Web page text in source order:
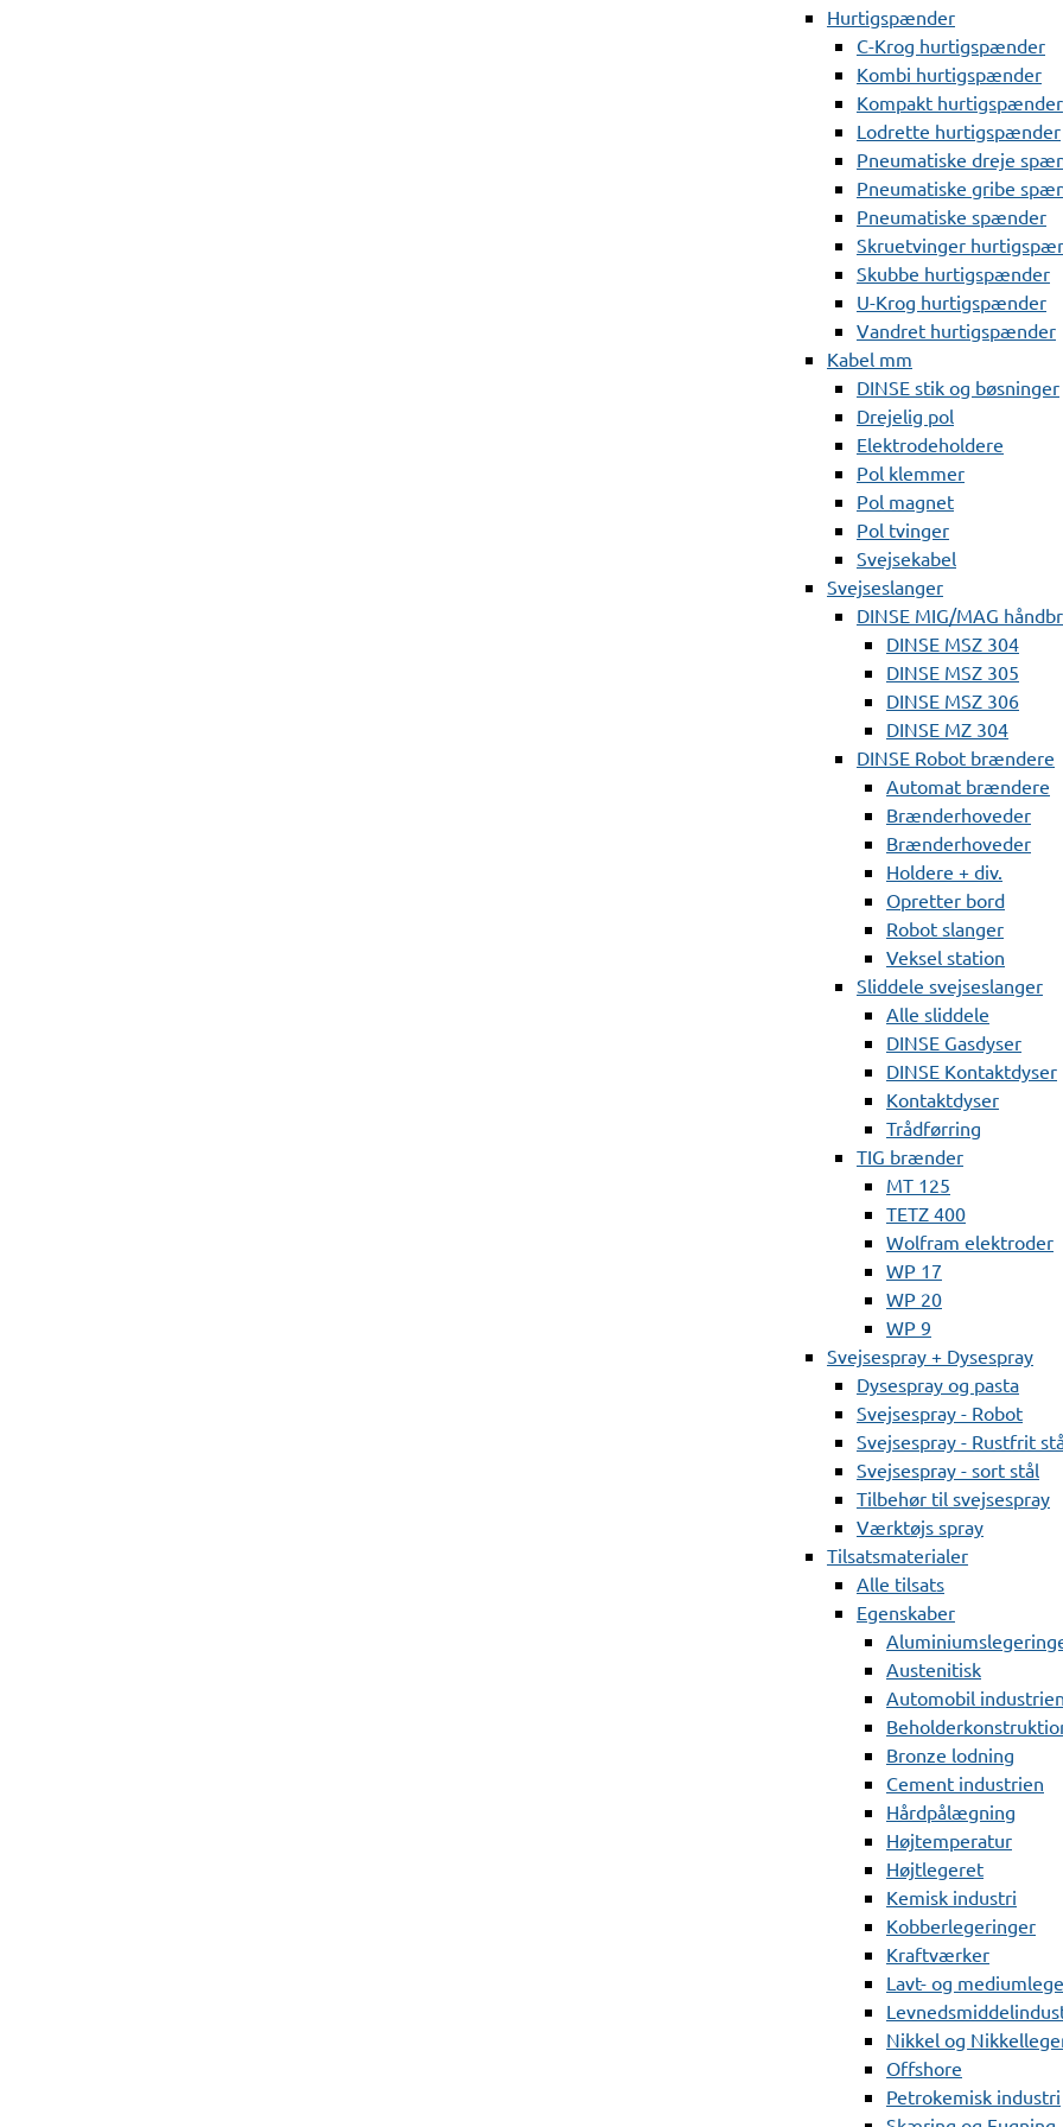
Hurtigspænder
C-Krog hurtigspænder
Kombi hurtigspænder
Kompakt hurtigspænder
Lodrette hurtigspænder
Pneumatiske dreje
Pneumatiske gribe
Pneumatiske spænder
Skruetvinger
Skubbe hurtigspænder
U-Krog hurtigspænder
Vandret hurtigspænder
Kabel mm
DINSE stik og bøsninger
Drejelig pol
Elektrodeholdere
Pol klemmer
Pol magnet
Pol tvinger
Svejsekabel
Svejseslanger
DINSE MIG/MAG
DINSE MSZ 304
DINSE MSZ 305
DINSE MSZ 306
DINSE MZ 304
DINSE Robot brændere
Automat brændere
Brænderhoveder
Brænderhoveder
Holdere + div.
Opretter bord
Robot slanger
Veksel station
Sliddele svejseslanger
Alle sliddele
DINSE Gasdyser
DINSE Kontaktdyser
Kontaktdyser
Trådførring
TIG brænder
MT 125
TETZ 400
Wolfram elektroder
WP 17
WP 20
WP 9
Svejsespray + Dysespray
Dysespray og pasta
Svejsespray - Robot
Svejsespray - Rustfrit
Svejsespray - sort stål
Tilbehør til svejsespray
Værktøjs spray
Tilsatsmaterialer
Alle tilsats
Egenskaber
Austenitisk
Automobil industrien
Bronze lodning
Cement industrien
Hårdpålægning
Højtemperatur
Højtlegeret
Kemisk industri
Kobberlegeringer
Kraftværker
Lavt- og
Nikkel og
Offshore
Petrokemisk industri